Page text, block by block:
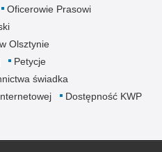
Oficerowie Prasowi
Olsztynie
Petycje
świadka
Dostępność KWP